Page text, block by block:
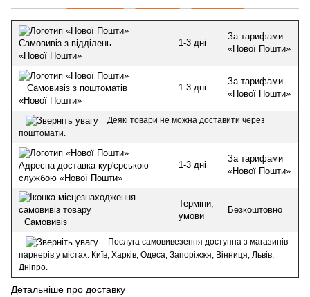
Самовивіз з відділень
«Нової Пошти»
1-3 дні
За тарифами
«Нової Пошти»
Самовивіз з поштоматів
«Нової Пошти»
1-3 дні
За тарифами
«Нової Пошти»
Деякі товари не можна доставити через
поштомати.
Адресна доставка кур'єрською
службою «Нової Пошти»
1-3 дні
За тарифами
«Нової Пошти»
Самовивіз
Терміни,
умови
Безкоштовно
Послуга самовивезення доступна з магазинів-
парнерів у містах: Київ, Харків, Одеса, Запоріжжя, Вінниця, Львів,
Дніпро.
Детальніше про доставку